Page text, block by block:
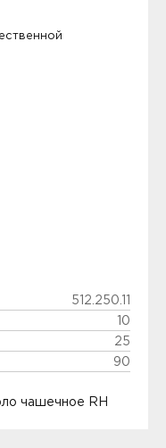
512.250.11
10
25
90
чашечное RH